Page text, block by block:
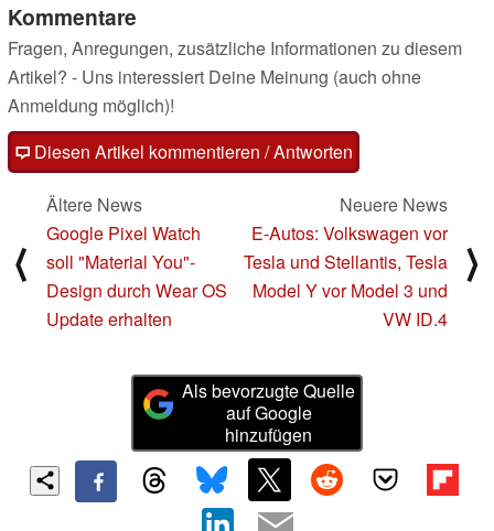
Kommentare
Fragen, Anregungen, zusätzliche Informationen zu diesem
Artikel? - Uns interessiert Deine Meinung (auch ohne
Anmeldung möglich)!
Diesen Artikel kommentieren / Antworten
⟨
Ältere News
Google Pixel Watch
soll "Material You"-
Design durch Wear OS
Update erhalten
Neuere News
E-Autos: Volkswagen vor
Tesla und Stellantis, Tesla
Model Y vor Model 3 und
VW ID.4
⟩
Als bevorzugte Quelle
auf Google
hinzufügen